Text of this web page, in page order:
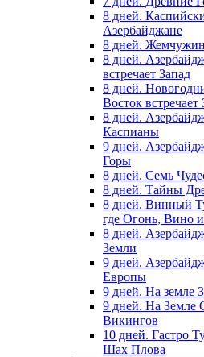
8 дней.
Азербайджане
8 дней.
8 дней.
встречает Запад
8 дней.
Восток встречает
8 дней.
Каспианы
9 дней.
Горы
8 дней. Семь
8 дней. Тайны
8 дней. Винный
где Огонь, Вино
8 дней.
Земли
9 дней.
Европы
9 дней. На земле
9 дней. На Земле
Викингов
10 дней. Гастро
Шах Плова